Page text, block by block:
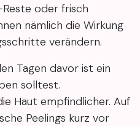
oder frisch
nämlich die Wirkung
verändern.
Tagen davor ist ein
solltest.
Haut empfindlicher. Auf
Peelings kurz vor